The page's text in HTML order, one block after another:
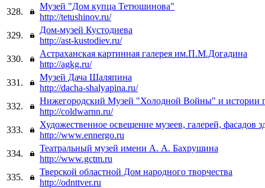
328.
Музей "Дом купца Тетюшинова"
http://tetushinov.ru/
329.
Дом-музей Кустодиева
http://ast-kustodiev.ru/
330.
Астраханская картинная галерея им.П.М.Догадина
http://agkg.ru/
331.
Музей Дача Шаляпина
http://dacha-shalyapina.ru/
332.
Нижегородский Музей "Холодной Войны" и истории
http://coldwarnn.ru/
333.
Художественное освещение музеев, галерей, фасадов
http://www.ennergo.ru
334.
Театральный музей имени А. А. Бахрушина
http://www.gctm.ru
335.
Тверской областной Дом народного творчества
http://odnttver.ru